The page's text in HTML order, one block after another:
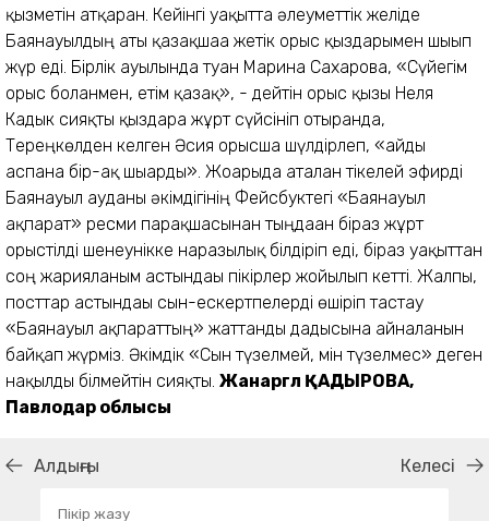
қызметін атқарған. Кейінгі уақытта әлеуметтік желіде
Баянауылдың аты қазақшаға жетік орыс қыздарымен шығып
жүр еді. Бірлік ауылында туған Марина Сахарова, «Сүйегім
орыс болғанмен, етім қазақ», - дейтін орыс қызы Неля
Кадык сияқты қыздарға жұрт сүйсініп отырғанда,
Тереңкөлден келген Әсия орысша шүлдірлеп, «айды
аспанға бір-ақ шығарды». Жоғарыда аталған тікелей эфирді
Баянауыл ауданы әкімдігінің Фейсбуктегі «Баянауыл
ақпарат» ресми парақшасынан тыңдаған біраз жұрт
орыстілді шенеунікке наразылық білдіріп еді, біраз уақыттан
соң жарияланым астындағы пікірлер жойылып кетті. Жалпы,
посттар астындағы сын-ескертпелерді өшіріп тастау
«Баянауыл ақпараттың» жаттанды дағдысына айналғанын
байқап жүрміз. Әкімдік «Сын түзелмей, мін түзелмес» деген
нақылды білмейтін сияқты. Жанаргүл ҚАДЫРОВА,
Павлодар облысы
Алдыңғы Келесі